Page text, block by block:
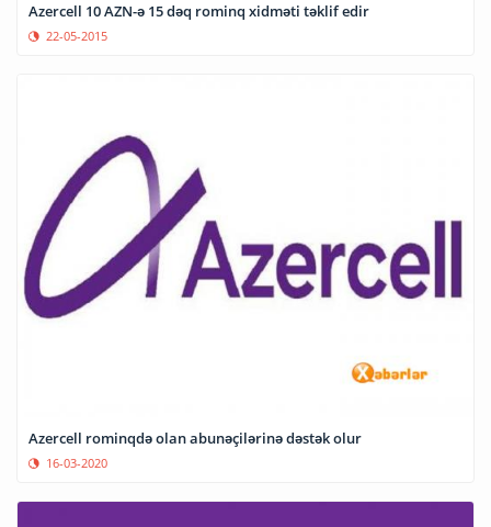
Azercell 10 AZN-ə 15 dəq rominq xidməti təklif edir
22-05-2015
Azercell rominqdə olan abunəçilərinə dəstək olur
16-03-2020